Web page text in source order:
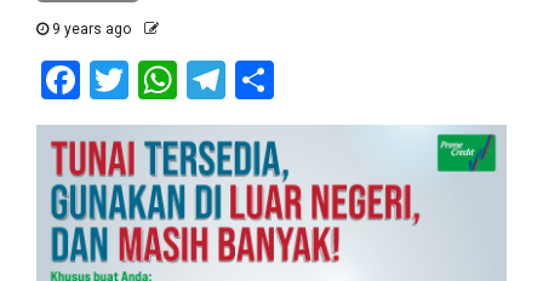
9 years ago
Facebook
Twitter
WhatsApp
Telegram